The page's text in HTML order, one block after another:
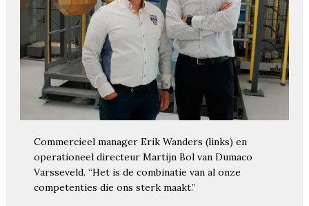
Commercieel manager Erik Wanders (links) en
operationeel directeur Martijn Bol van Dumaco
Varsseveld. “Het is de combinatie van al onze
competenties die ons sterk maakt.”